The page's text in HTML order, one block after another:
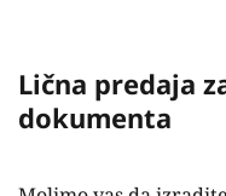
Lična predaja
dokumenta